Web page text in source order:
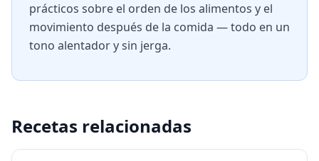
prácticos sobre el orden de los alimentos y el
movimiento después de la comida — todo en un
tono alentador y sin jerga.
Recetas relacionadas